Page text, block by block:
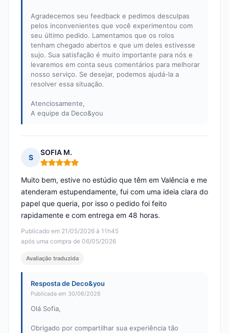
Agradecemos seu feedback e pedimos desculpas
pelos inconvenientes que você experimentou com
seu último pedido. Lamentamos que os rolos
tenham chegado abertos e que um deles estivesse
sujo. Sua satisfação é muito importante para nós e
levaremos em conta seus comentários para melhorar
nosso serviço. Se desejar, podemos ajudá-la a
resolver essa situação.
Atenciosamente,
A equipe da Deco&you
S
SOFIA M.
Nota: 5 em 5
Publicado em 21/05/2026 à 11h45
após uma compra de 06/05/2026
Muito bem, estive no estúdio que têm em Valência e me
atenderam estupendamente, fui com uma ideia clara do
papel que queria, por isso o pedido foi feito
rapidamente e com entrega em 48 horas.
Avaliação traduzida
Resposta de Deco&you
Publicada em 30/06/2026
Olá Sofia,
Obrigado por compartilhar sua experiência tão